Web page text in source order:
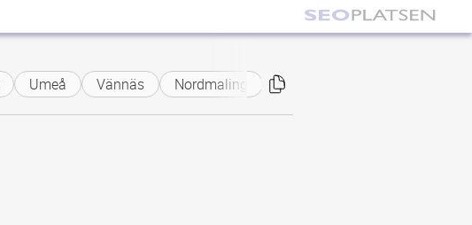
Umeå Vännäs Nordmaling